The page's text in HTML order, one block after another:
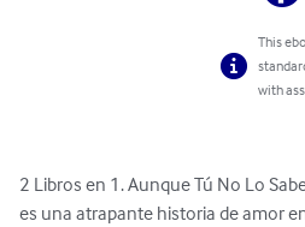
This
with
2 Libros en 1. Aunque Tú No Lo
es una atrapante historia de amor